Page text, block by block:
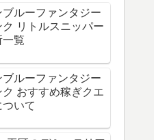
ブルーファンタジー
ク リトルスニッパー
一覧
ブルーファンタジー
ク おすすめ稼ぎクエ
ついて